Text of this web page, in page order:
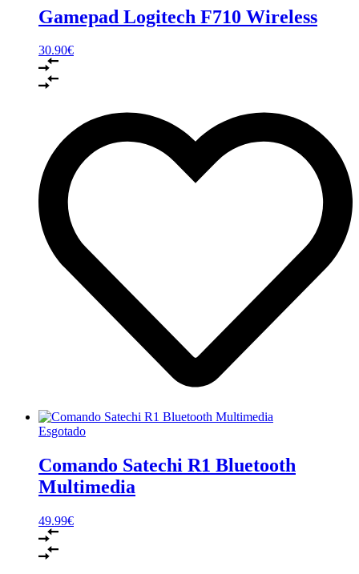
Gamepad Logitech F710 Wireless
30.90€
Esgotado
Comando Satechi R1 Bluetooth
Multimedia
49.99€